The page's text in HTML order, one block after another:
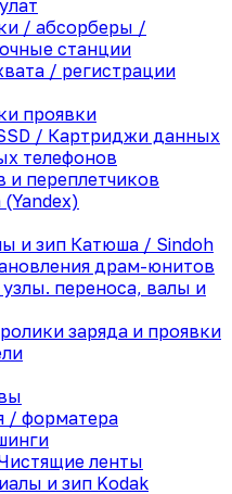
/ абсорберы /
станции
/ регистрации
проявки
/ Картриджи данных
телефонов
переплетчиков
и зип Катюша / Sindoh
драм-юнитов
переноса, валы и
заряда и проявки
/ форматера
ленты
и зип Kodak